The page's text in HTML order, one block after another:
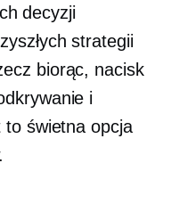
decyzji
strategii
biorąc, nacisk
i
to świetna opcja